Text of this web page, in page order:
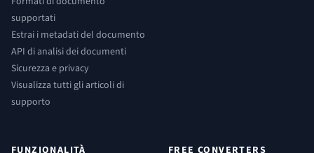
supportati
Estrai i metadati del documento
API di analisi dei documenti
Sicurezza e privacy
Visualizza tutti gli articoli di
supporto
FUNZIONALITÀ FREE CONVERTERS